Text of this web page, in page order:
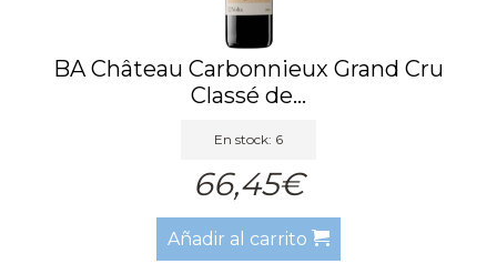
BA Château Carbonnieux Grand Cru
Classé de...
En stock: 6
66,45€
Añadir al carrito